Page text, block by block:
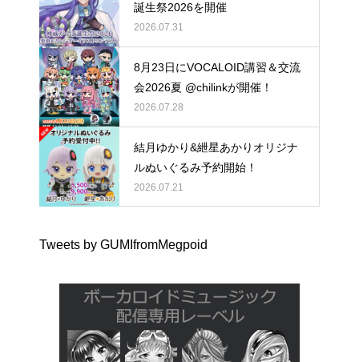
誕生祭2026を開催
2026.07.31
8月23日にVOCALOID講習＆交流
会2026夏 @chilinkが開催！
2026.07.28
結月ゆかり&紲星あかりオリジナ
ルぬいぐるみ予約開始！
2026.07.21
Tweets by GUMIfromMegpoid